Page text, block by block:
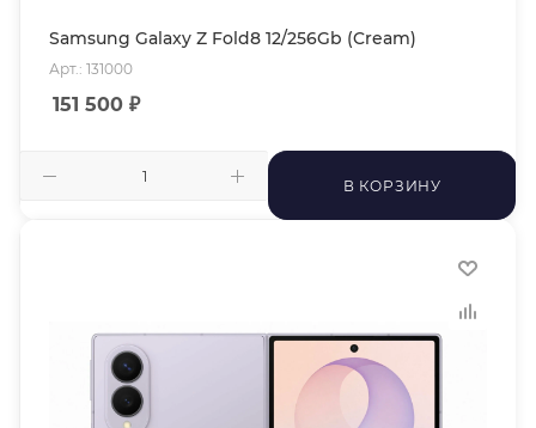
Samsung Galaxy Z Fold8 12/256Gb (Cream)
Арт.: 131000
151 500 ₽
В КОРЗИНУ